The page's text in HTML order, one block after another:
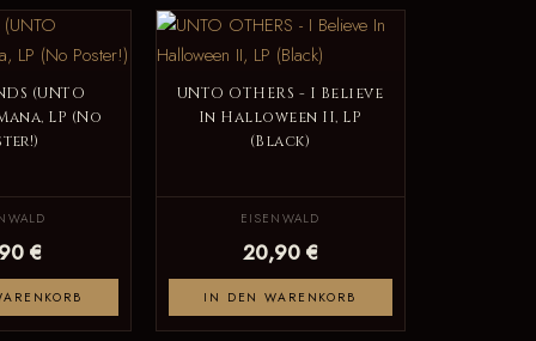
(UNTO
LP (No
€
UNTO OTHERS - I Believe
In Halloween II, LP
(Black)
EISENWALD
20,90 €
IN DEN WARENKORB